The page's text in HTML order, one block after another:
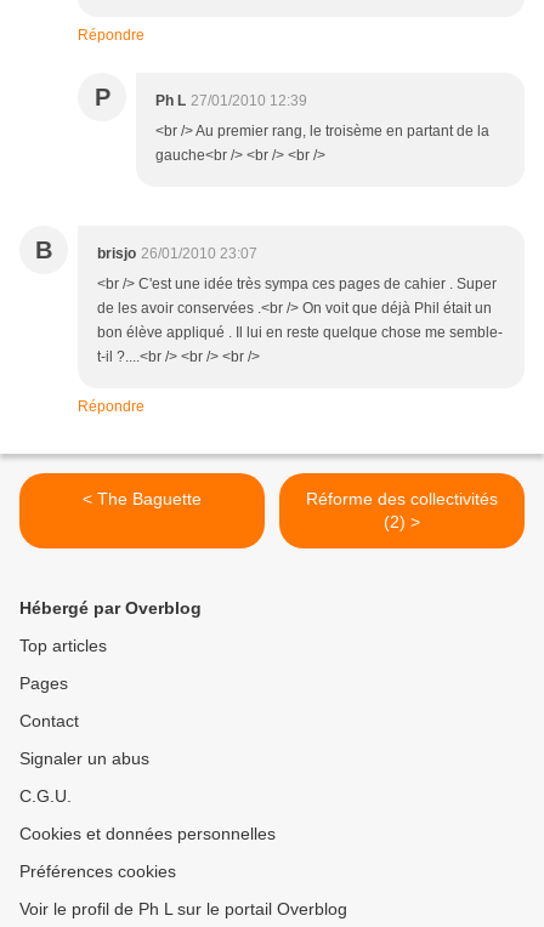
Répondre
P Ph L 27/01/2010 12:39
<br /> Au premier rang, le troisème en partant de la
gauche<br /> <br /> <br />
B brisjo 26/01/2010 23:07
<br /> C'est une idée très sympa ces pages de cahier . Super
de les avoir conservées .<br /> On voit que déjà Phil était un
bon élève appliqué . Il lui en reste quelque chose me semble-
t-il ?....<br /> <br /> <br />
Répondre
< The Baguette
Réforme des collectivités
(2) >
Hébergé par Overblog
Top articles
Pages
Contact
Signaler un abus
C.G.U.
Cookies et données personnelles
Préférences cookies
Voir le profil de Ph L sur le portail Overblog